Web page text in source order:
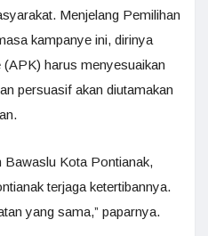
Menjelang Pemilihan
kampanye ini, dirinya
harus menyesuaikan
persuasif akan diutamakan
Bawaslu Kota Pontianak,
terjaga ketertibannya.
yang sama,” paparnya.